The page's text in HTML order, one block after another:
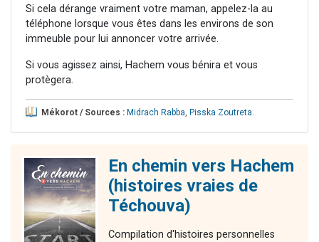
Si cela dérange vraiment votre maman, appelez-la au
téléphone lorsque vous êtes dans les environs de son
immeuble pour lui annoncer votre arrivée.
Si vous agissez ainsi, Hachem vous bénira et vous
protègera.
Mékorot / Sources : Midrach Rabba, Pisska Zoutreta.
En chemin vers Hachem
(histoires vraies de
Téchouva)
Compilation d'histoires personnelles